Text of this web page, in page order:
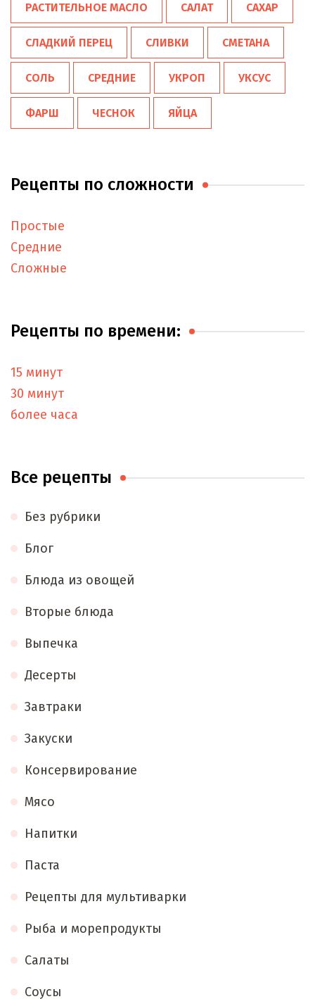
РАСТИТЕЛЬНОЕ МАСЛО САЛАТ САХАР
СЛАДКИЙ ПЕРЕЦ СЛИВКИ СМЕТАНА
СОЛЬ СРЕДНИЕ УКРОП УКСУС
ФАРШ ЧЕСНОК ЯЙЦА
Рецепты по сложности
Простые
Средние
Сложные
Рецепты по времени:
15 минут
30 минут
более часа
Все рецепты
Без рубрики
Блог
Блюда из овощей
Вторые блюда
Выпечка
Десерты
Завтраки
Закуски
Консервирование
Мясо
Напитки
Паста
Рецепты для мультиварки
Рыба и морепродукты
Салаты
Соусы